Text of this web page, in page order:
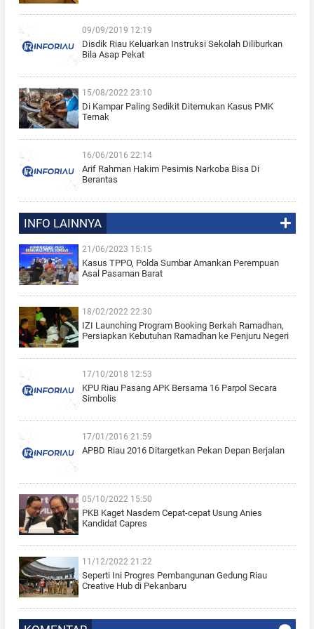
09/09/2019 12:19
Disdik Riau Keluarkan Instruksi Sekolah Diliburkan
Bila Asap Pekat
15/08/2022 23:10
Di Kampar Paling Sedikit Ditemukan Kasus PMK
Ternak
16/06/2016 22:14
Arif Rahman Hakim Pesimis Narkoba Bisa Di
Berantas
INFO LAINNYA
21/06/2023 15:15
Kasus TPPO, Polda Sumbar Amankan Perempuan
Asal Pasaman Barat
18/02/2022 22:30
IZI Launching Program Booking Berkah Ramadhan,
Persiapkan Kebutuhan Ramadhan ke Penjuru Negeri
17/10/2018 12:53
KPU Riau Pasang APK Bersama 16 Parpol Secara
Simbolis
17/01/2016 21:59
APBD Riau 2016 Ditargetkan Pekan Depan Berjalan
05/10/2022 15:50
PKB Kaget Nasdem Cepat-cepat Usung Anies
Kandidat Capres
11/12/2022 21:22
Seperti Ini Progres Pembangunan Gedung Riau
Creative Hub di Pekanbaru